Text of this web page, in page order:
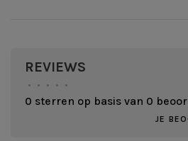
REVIEWS
• • • • •
0 sterren op basis van 0
JE